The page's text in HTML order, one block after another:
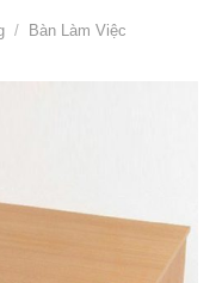
/ Bàn Làm Việc